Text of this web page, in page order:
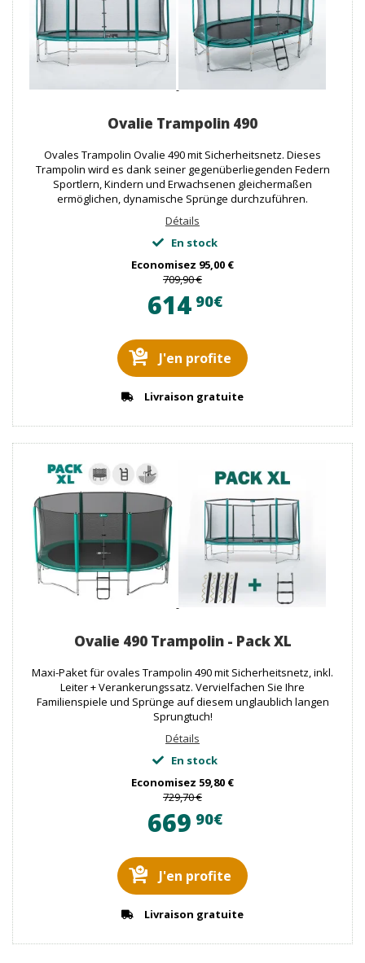
Ovalie Trampolin 490
Ovales Trampolin Ovalie 490 mit Sicherheitsnetz. Dieses
Trampolin wird es dank seiner gegenüberliegenden Federn
Sportlern, Kindern und Erwachsenen gleichermaßen
ermöglichen, dynamische Sprünge durchzuführen.
Détails
En stock
Economisez 95,00 €
709,90 €
614 90€
J'en profite
Livraison gratuite
Ovalie 490 Trampolin - Pack XL
Maxi-Paket für ovales Trampolin 490 mit Sicherheitsnetz, inkl.
Leiter + Verankerungssatz. Vervielfachen Sie Ihre
Familienspiele und Sprünge auf diesem unglaublich langen
Sprungtuch!
Détails
En stock
Economisez 59,80 €
729,70 €
669 90€
J'en profite
Livraison gratuite